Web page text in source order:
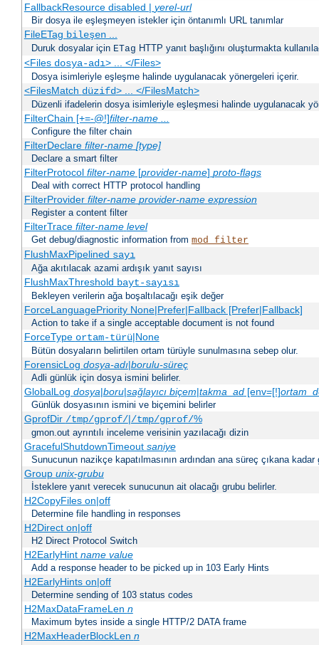
FallbackResource disabled | yerel-url
Bir dosya ile eşleşmeyen istekler için öntanımlı URL tanımlar
FileETag bileşen...
Duruk dosyalar için ETag HTTP yanıt başlığını oluşturmakta
<Files dosya-adı> ... </Files>
Dosya isimleriyle eşleşme halinde uygulanacak yönergeleri içerir.
<FilesMatch düzifd> ... </FilesMatch>
Düzenli ifadelerin dosya isimleriyle eşleşmesi halinde uygulanacak
FilterChain [+=-@!]filter-name ...
Configure the filter chain
FilterDeclare filter-name [type]
Declare a smart filter
FilterProtocol filter-name[provider-name] proto-flags
Deal with correct HTTP protocol handling
FilterProvider filter-name provider-name expression
Register a content filter
FilterTrace filter-name level
Get debug/diagnostic information from mod_filter
FlushMaxPipelined sayı
Ağa akıtılacak azami ardışık yanıt sayısı
FlushMaxThreshold bayt-sayısı
Bekleyen verilerin ağa boşaltılacağı eşik değer
ForceLanguagePriority None|Prefer|Fallback [Prefer|Fallback]
Action to take if a single acceptable document is not found
ForceType ortam-türü|None
Bütün dosyaların belirtilen ortam türüyle sunulmasına sebep olur.
ForensicLog dosya-adı|borulu-süreç
Adli günlük için dosya ismini belirler.
GlobalLog dosya|boru|sağlayıcı biçem|takma_ad[env=[!]
Günlük dosyasının ismini ve biçemini belirler
GprofDir /tmp/gprof/|/tmp/gprof/%
gmon.out ayrıntılı inceleme verisinin yazılacağı dizin
GracefulShutdownTimeout saniye
Sunucunun nazikçe kapatılmasının ardından ana süreç çıkana
Group unix-grubu
İsteklere yanıt verecek sunucunun ait olacağı grubu belirler.
H2CopyFiles on|off
Determine file handling in responses
H2Direct on|off
H2 Direct Protocol Switch
H2EarlyHint name value
Add a response header to be picked up in 103 Early Hints
H2EarlyHints on|off
Determine sending of 103 status codes
H2MaxDataFrameLen n
Maximum bytes inside a single HTTP/2 DATA frame
H2MaxHeaderBlockLen n